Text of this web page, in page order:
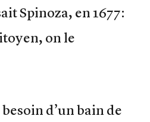
Spinoza, en 1677:
on le
d’un bain de